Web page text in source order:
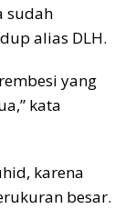
sudah
alias DLH.
yang
kata
karena
besar.